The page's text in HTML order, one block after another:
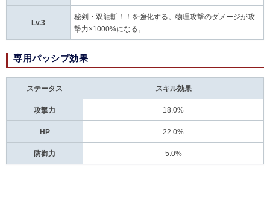
Lv.3
秘剣・双龍斬！！を強化する。物理攻撃のダメージが攻
撃力×1000%になる。
専用パッシブ効果
ステータス スキル効果
攻撃力 18.0%
HP 22.0%
防御力 5.0%